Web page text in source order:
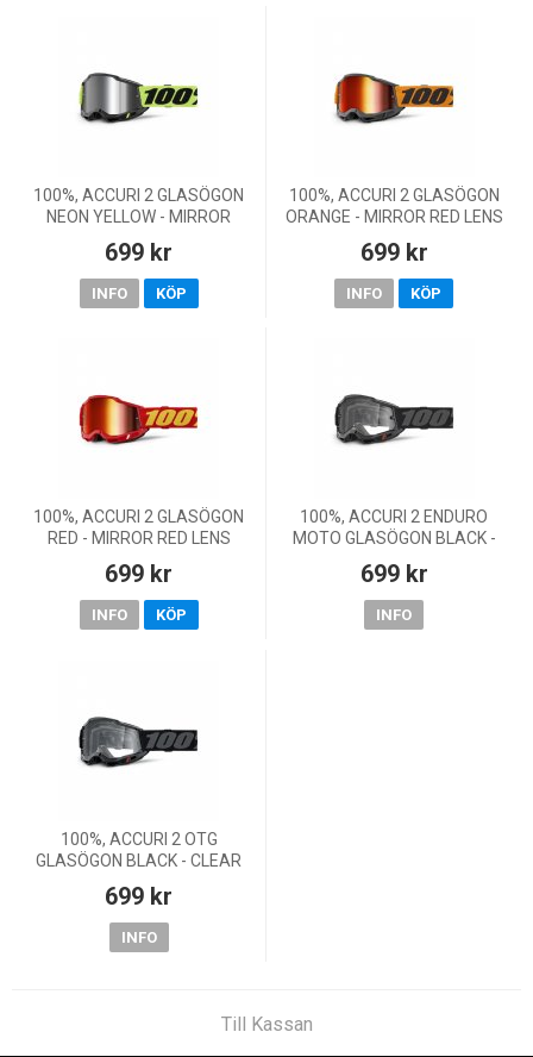
100%, ACCURI 2 GLASÖGON
NEON YELLOW - MIRROR
699 kr
INFO KÖP
100%, ACCURI 2 GLASÖGON
ORANGE - MIRROR RED LENS
699 kr
INFO KÖP
100%, ACCURI 2 GLASÖGON
RED - MIRROR RED LENS
699 kr
INFO KÖP
100%, ACCURI 2 ENDURO
MOTO GLASÖGON BLACK -
699 kr
INFO
100%, ACCURI 2 OTG
GLASÖGON BLACK - CLEAR
699 kr
INFO
Till Kassan